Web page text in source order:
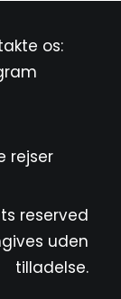
os:
rejser
reserved
uden
tilladelse.